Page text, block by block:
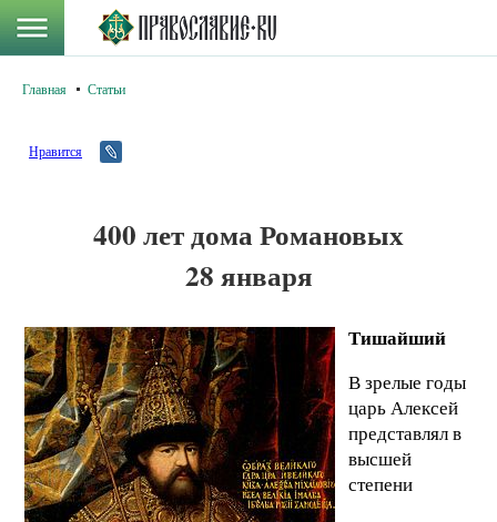
Главная Статьи
Нравится
400 лет дома Романовых
28 января
Тишайший
В зрелые годы
царь Алексей
представлял в
высшей
степени